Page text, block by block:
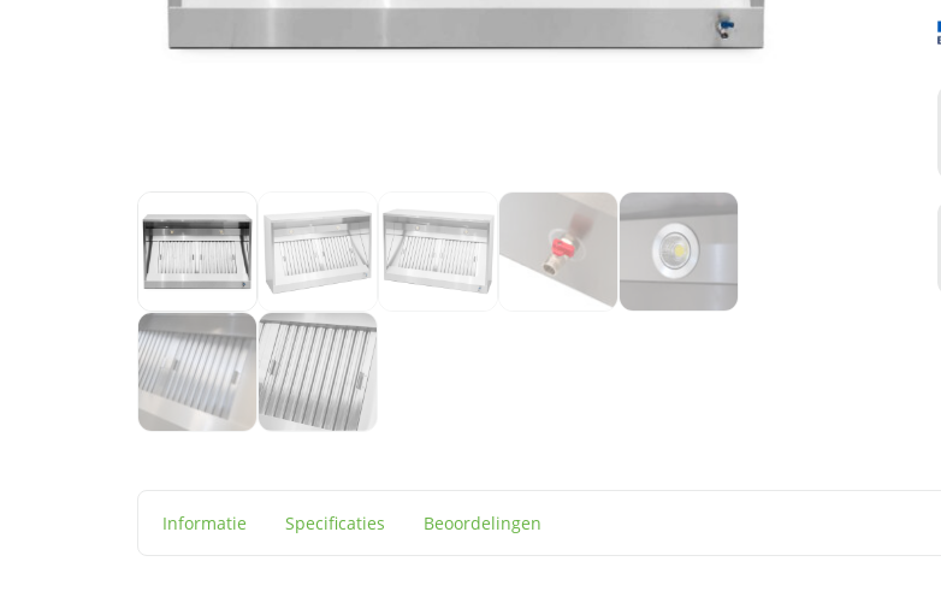
Informatie Specificaties Beoordelingen